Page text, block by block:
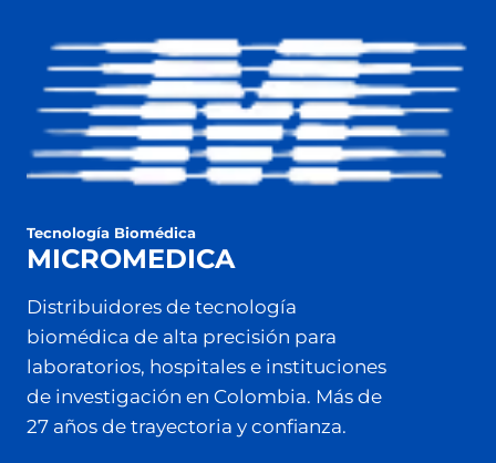
Tecnología Biomédica
MICROMEDICA
Distribuidores de tecnología
biomédica de alta precisión para
laboratorios, hospitales e instituciones
de investigación en Colombia. Más de
27 años de trayectoria y confianza.